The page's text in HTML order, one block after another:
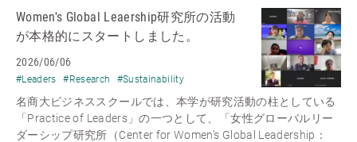
Women's Global Leaership研究所の活動
が本格的にスタートしました。
2026/06/06
#Leaders #Research #Sustainability
名商大ビジネススクールでは、本学が研究活動の柱としている
「Practice of Leaders」の一つとして、「女性グローバルリー
ダーシップ研究所（Center for Women’s Global Leadership：